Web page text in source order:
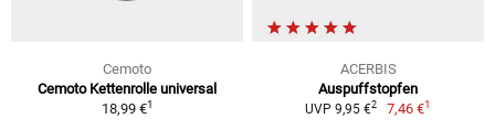
Cemoto
Cemoto Kettenrolle universal
18,99 €1
ACERBIS
Auspuffstopfen
UVP 9,95 €2 7,46 €1